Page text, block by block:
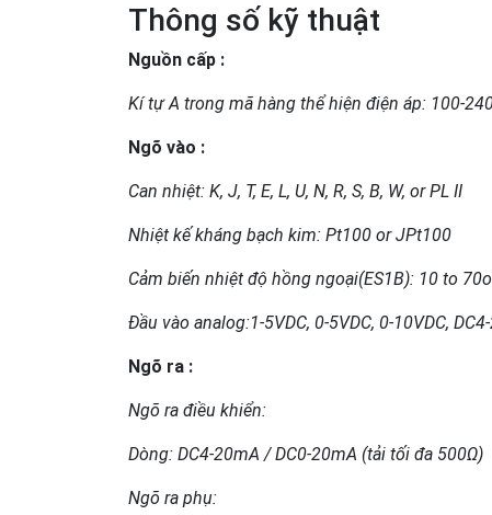
Thông số kỹ thuật
Nguồn cấp :
Kí tự A trong mã hàng thể hiện điện áp: 100-
Ngõ vào :
Can nhiệt: K, J, T, E, L, U, N, R, S, B, W, or PL II
Nhiệt kế kháng bạch kim: Pt100 or JPt100
Cảm biến nhiệt độ hồng ngoại(ES1B): 10 to
Đầu vào analog:1-5VDC, 0-5VDC, 0-10VDC,
Ngõ ra :
Ngõ ra điều khiển:
Dòng: DC4-20mA / DC0-20mA (tải tối đa 500Ω)
Ngõ ra phụ: